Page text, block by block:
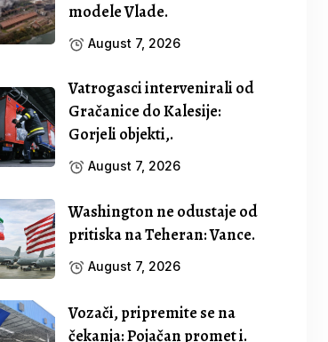
modele Vlade.
August 7, 2026
Vatrogasci intervenirali od
Gračanice do Kalesije:
Gorjeli objekti,.
August 7, 2026
Washington ne odustaje od
pritiska na Teheran: Vance.
August 7, 2026
Vozači, pripremite se na
čekanja: Pojačan promet i.